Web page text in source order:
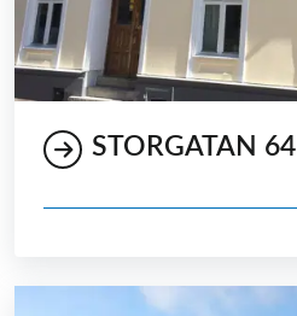
STORGATAN 64